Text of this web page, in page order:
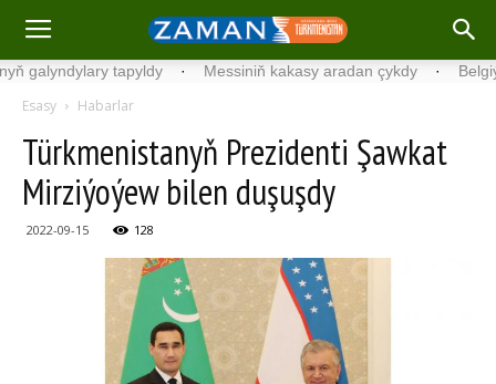
tapyldy · Messiniň kakasy aradan çykdy · Belgiýada
Esasy Habarlar
Türkmenistanyň Prezidenti Şawkat
Mirziýoýew bilen duşuşdy
2022-09-15 128